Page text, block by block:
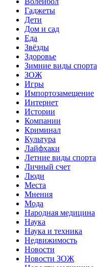
Гаджеты
Дети
Дом и сад
Еда
Звёзды
Здоровье
Зимние виды спорта
ЗОЖ
Игры
Импортозамещение
Интернет
Истории
Компании
Криминал
Культура
Лайфхаки
Летние виды спорта
Личный счет
Люди
Места
Мнения
Мода
Народная медицина
Наука
Наука и техника
Недвижимость
Новости
Новости ЗОЖ